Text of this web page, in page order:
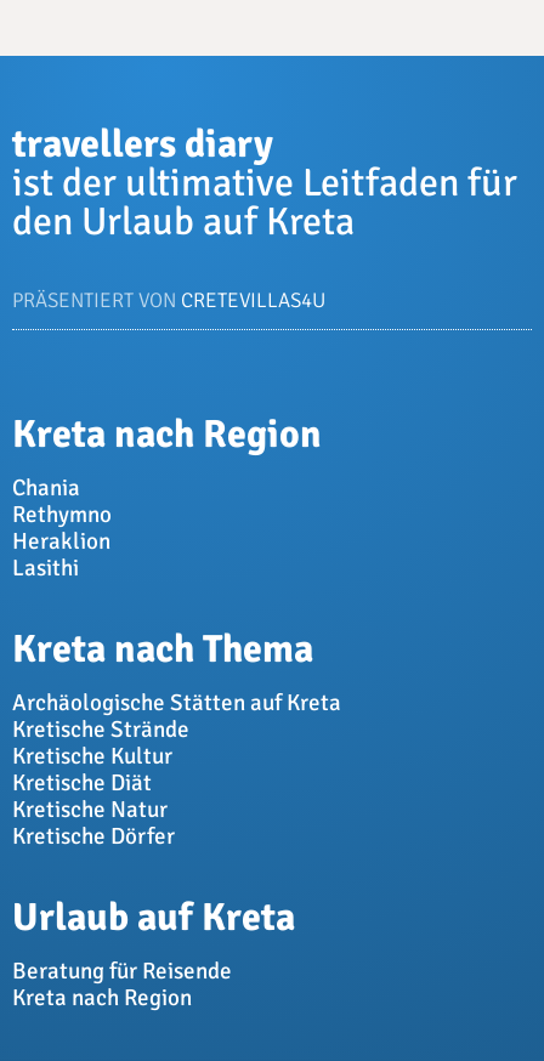
travellers diary
ist der ultimative Leitfaden für
den Urlaub auf Kreta
PRÄSENTIERT VON CRETEVILLAS4U
Kreta nach Region
Chania
Rethymno
Heraklion
Lasithi
Kreta nach Thema
Archäologische Stätten auf Kreta
Kretische Strände
Kretische Kultur
Kretische Diät
Kretische Natur
Kretische Dörfer
Urlaub auf Kreta
Beratung für Reisende
Kreta nach Region